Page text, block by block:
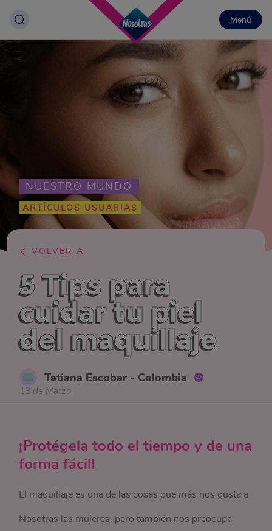
Menú
NUESTRO MUNDO
ARTÍCULOS USUARIAS
VOLVER A
5 Tips para
cuidar tu piel
del maquillaje
Tatiana Escobar - Colombia
13 de Marzo
¡Protégela todo el tiempo y de una
forma fácil!
El maquillaje es una de las cosas que más nos gusta a
Nosotras las mujeres, pero también nos preocupa